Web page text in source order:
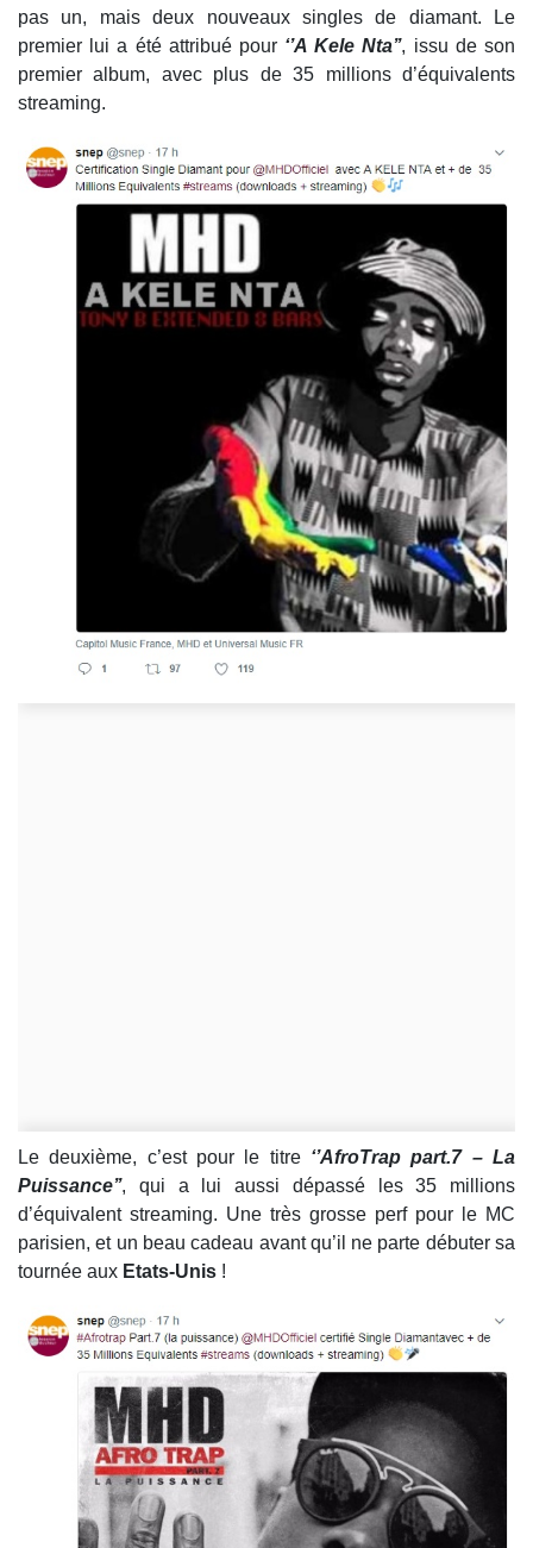
pas un, mais deux nouveaux singles de diamant. Le
premier lui a été attribué pour ‘’A Kele Nta’’, issu de son
premier album, avec plus de 35 millions d’équivalents
streaming.
Le deuxième, c’est pour le titre ‘’AfroTrap part.7 – La
Puissance’’, qui a lui aussi dépassé les 35 millions
d’équivalent streaming. Une très grosse perf pour le MC
parisien, et un beau cadeau avant qu’il ne parte débuter sa
tournée aux Etats-Unis !